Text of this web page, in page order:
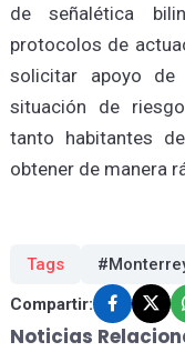
de señalética
protocolos de
solicitar apoyo de
situación de
tanto habitantes
obtener de manera
Tags
Compartir:
Noticias